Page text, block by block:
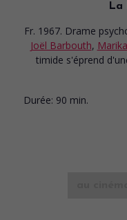
La
Fr. 1967. Drame
Joël Barbouth,
timide s'éprend
Durée: 90 min.